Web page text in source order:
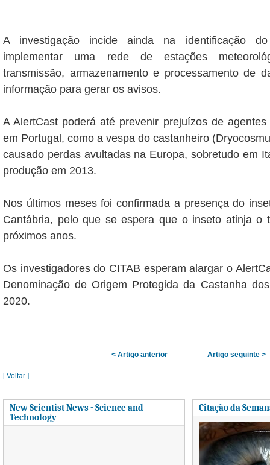
A investigação incide ainda na identificação
implementar uma rede de estações
transmissão, armazenamento e processamento de
informação para gerar os avisos.
A AlertCast poderá até prevenir prejuízos de
em Portugal, como a vespa do castanheiro
causado perdas avultadas na Europa, sobretudo em
produção em 2013.
Nos últimos meses foi confirmada a presença do
Cantábria, pelo que se espera que o inseto atinja o
próximos anos.
Os investigadores do CITAB esperam alargar o
Denominação de Origem Protegida da Castanha
2020.
< Artigo anterior Artigo seguinte >
[ Voltar ]
New Scientist News - Science and
Technology
Citação da